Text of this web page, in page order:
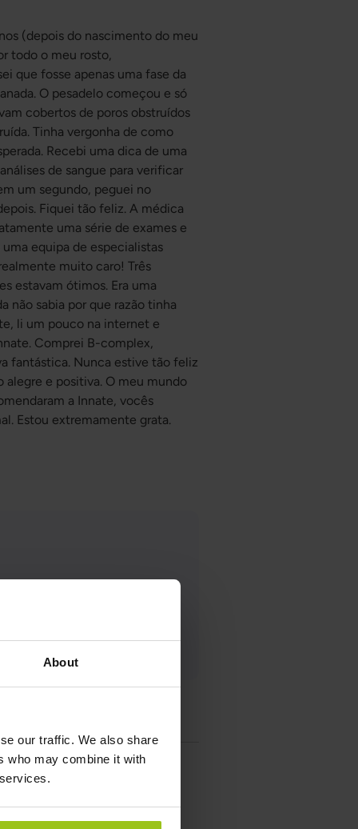
About
our traffic. We also share
who may combine it with
(depois do nascimento do meu
todo o meu rosto,
que fosse apenas uma fase da
O pesadelo começou e só
cobertos de poros obstruídos
Tinha vergonha de como
Recebi uma dica de uma
de sangue para verificar
um segundo, peguei no
Fiquei tão feliz. A médica
uma série de exames e
equipa de especialistas
muito caro! Três
estavam ótimos. Era uma
não sabia por que razão tinha
li um pouco na internet e
Comprei B-complex,
fantástica. Nunca estive tão feliz
alegre e positiva. O meu mundo
a Innate, vocês
Estou extremamente grata.